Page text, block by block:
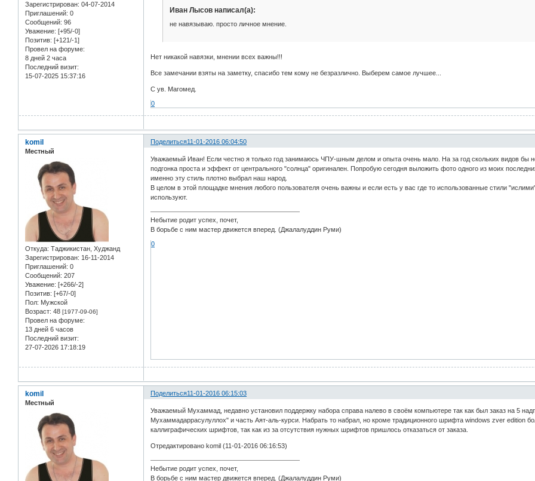
Зарегистрирован: 04-07-2014
Приглашений: 0
Сообщений: 96
Уважение: [+95/-0]
Позитив: [+121/-1]
Провел на форуме:
8 дней 2 часа
Последний визит:
15-07-2025 15:37:16
Иван Лысов написал(а):
не навязываю. просто личное мнение.
Нет никакой навязки, мнении всех важны!!!
Все замечании взяты на заметку, спасибо тем кому не безразлично. Выберем самое лучшее...
С ув. Магомед.
0
Поделиться11-01-2016 06:04:50
komil
Местный
Откуда: Таджикистан, Худжанд
Зарегистрирован: 16-11-2014
Приглашений: 0
Сообщений: 207
Уважение: [+266/-2]
Позитив: [+67/-0]
Пол: Мужской
Возраст: 48 [1977-09-06]
Провел на форуме:
13 дней 6 часов
Последний визит:
27-07-2026 17:18:19
Уважаемый Иван! Если честно я только год занимаюсь ЧПУ-шным делом и опыта очень мало. На за год скольких видов бы
подгонка проста и эффект от центрального "солнца" оригинален. Попробую сегодня выложить фото одного из моих
именно эту стиль плотно выбрал наш народ.
В целом в этой площадке мнения любого пользователя очень важны и если есть у вас где то использованные стили
используют.
Небытие родит успех, почет,
В борьбе с ним мастер движется вперед. (Джалалуддин Руми)
0
Поделиться11-01-2016 06:15:03
komil
Местный
Уважаемый Мухаммад, недавно установил поддержку набора справа налево в своём компьютере так как был заказ на 5
Мухаммадаррасулуллох" и часть Аят-аль-курси. Набрать то набрал, но кроме традиционного шрифта windows zver edition
каллиграфических шрифтов, так как из за отсутствия нужных шрифтов пришлось отказаться от заказа.
Отредактировано komil (11-01-2016 06:16:53)
Небытие родит успех, почет,
В борьбе с ним мастер движется вперед. (Джалалуддин Руми)